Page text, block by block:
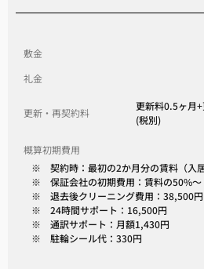
敷金
礼金
更新・再契約料
更新料0.5ヶ月
(税別)
概算初期費用
※ 契約時：最初の2か月分の賃料（入居
※ 保証会社の初期費用：賃料の50%～
※ 退去後クリーニング費用：38,500円
※ 24時間サポート：16,500円
※ 通訳サポート：月額1,430円
※ 駐輪シール代：330円